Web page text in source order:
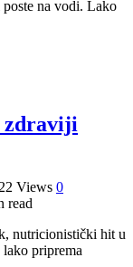
poste na vodi. Lako
zdraviji
Views 0
read
nutricionistički hit u
priprema